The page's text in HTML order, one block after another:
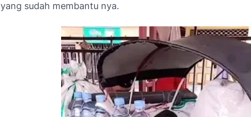
yang sudah membantu nya.